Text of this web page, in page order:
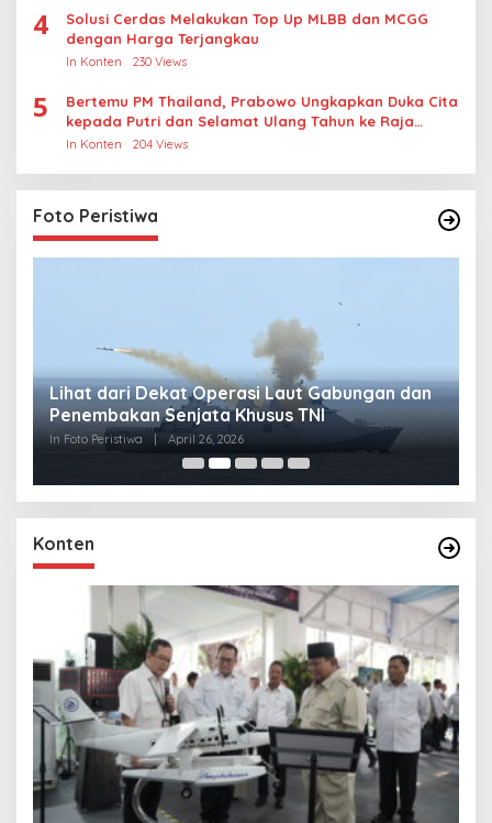
4
Solusi Cerdas Melakukan Top Up MLBB dan MCGG
dengan Harga Terjangkau
In Konten 230 Views
5
Bertemu PM Thailand, Prabowo Ungkapkan Duka Cita
kepada Putri dan Selamat Ulang Tahun ke Raja
Thailand
In Konten 204 Views
Foto Peristiwa
Lihat dari Dekat Operasi Laut Gabungan dan
Penembakan Senjata Khusus TNI
In Foto Peristiwa | April 26, 2026
Konten